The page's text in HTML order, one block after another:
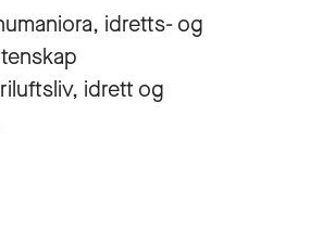
idretts- og
idrett og